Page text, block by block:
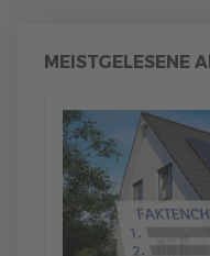
MEISTGELESENE